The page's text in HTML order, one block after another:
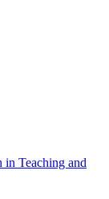
Teaching and